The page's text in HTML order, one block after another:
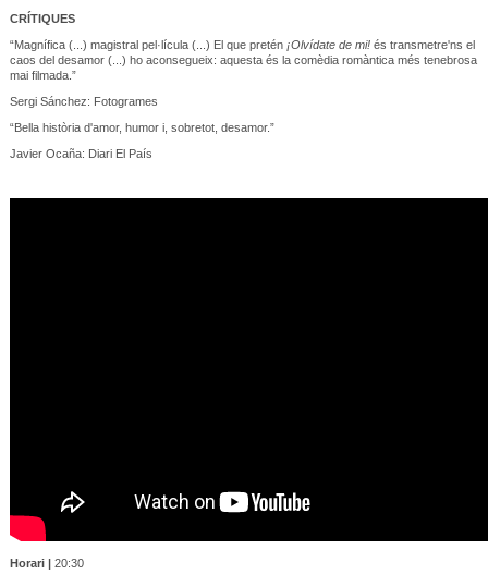
CRÍTIQUES
“Magnífica (...) magistral pel·lícula (...) El que pretén ¡Olvídate de mi!és transmetre'ns el
caos del desamor (...) ho aconsegueix: aquesta és la comèdia romàntica més tenebrosa
mai filmada.”
Sergi Sánchez: Fotogrames
“Bella història d'amor, humor i, sobretot, desamor.”
Javier Ocaña: Diari El País
Horari |20:30